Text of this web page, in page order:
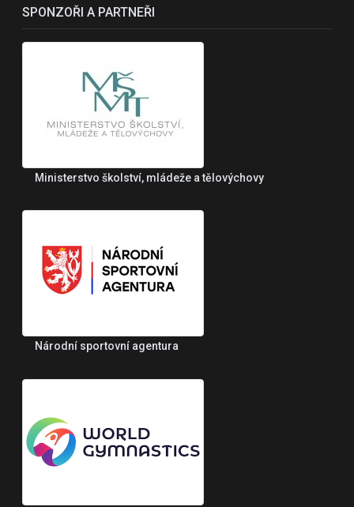
SPONZOŘI A PARTNEŘI
Ministerstvo školství, mládeže a tělovýchovy
Národní sportovní agentura